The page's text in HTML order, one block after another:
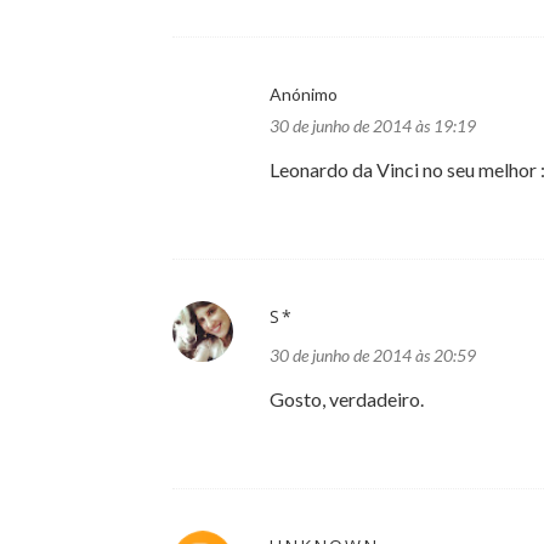
Anónimo
30 de junho de 2014 às 19:19
Leonardo da Vinci no seu melhor
S*
30 de junho de 2014 às 20:59
Gosto, verdadeiro.